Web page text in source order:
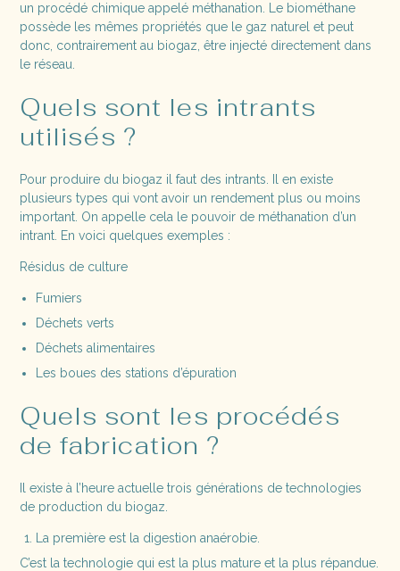
un procédé chimique appelé méthanation. Le biométhane
possède les mêmes propriétés que le gaz naturel et peut
donc, contrairement au biogaz, être injecté directement dans
le réseau.
Quels sont les intrants
utilisés ?
Pour produire du biogaz il faut des intrants. Il en existe
plusieurs types qui vont avoir un rendement plus ou moins
important. On appelle cela le pouvoir de méthanation d’un
intrant. En voici quelques exemples :
Résidus de culture
Fumiers
Déchets verts
Déchets alimentaires
Les boues des stations d’épuration
Quels sont les procédés
de fabrication ?
Il existe à l’heure actuelle trois générations de technologies
de production du biogaz.
La première est la digestion anaérobie.
C’est la technologie qui est la plus mature et la plus répandue.